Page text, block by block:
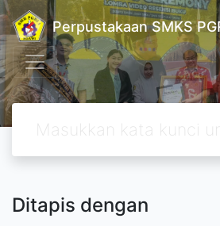
Perpustakaan SMKS
Ditapis dengan